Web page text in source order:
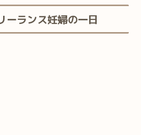
ーランス妊婦の一日